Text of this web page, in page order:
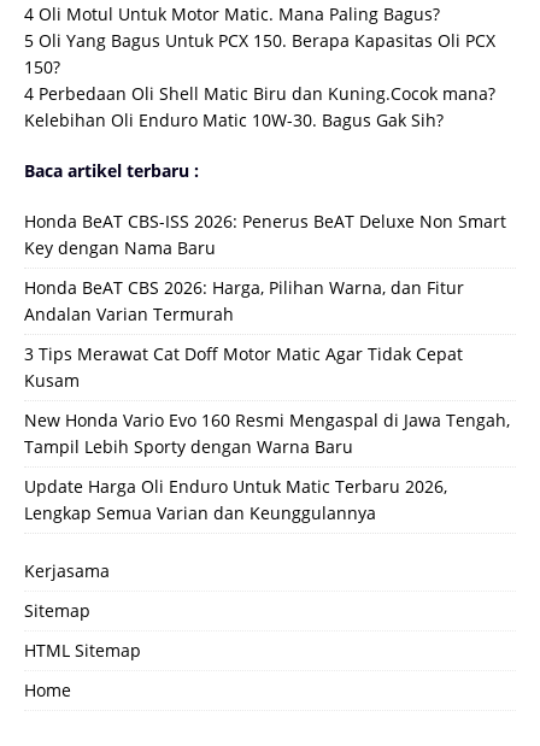
4 Oli Motul Untuk Motor Matic. Mana Paling Bagus?
5 Oli Yang Bagus Untuk PCX 150. Berapa Kapasitas Oli PCX
150?
4 Perbedaan Oli Shell Matic Biru dan Kuning.Cocok mana?
Kelebihan Oli Enduro Matic 10W-30. Bagus Gak Sih?
Baca artikel terbaru :
Honda BeAT CBS-ISS 2026: Penerus BeAT Deluxe Non Smart
Key dengan Nama Baru
Honda BeAT CBS 2026: Harga, Pilihan Warna, dan Fitur
Andalan Varian Termurah
3 Tips Merawat Cat Doff Motor Matic Agar Tidak Cepat
Kusam
New Honda Vario Evo 160 Resmi Mengaspal di Jawa Tengah,
Tampil Lebih Sporty dengan Warna Baru
Update Harga Oli Enduro Untuk Matic Terbaru 2026,
Lengkap Semua Varian dan Keunggulannya
Kerjasama
Sitemap
HTML Sitemap
Home